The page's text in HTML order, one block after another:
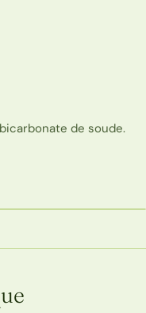
de soude.